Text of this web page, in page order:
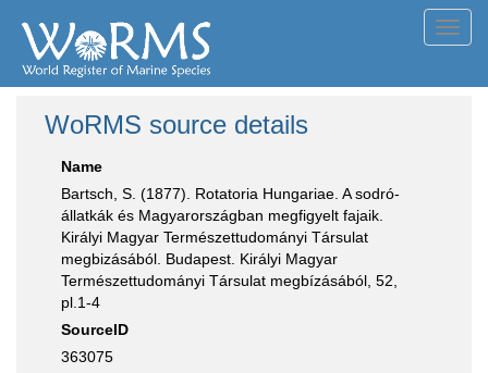
WoRMS source details
Name
Bartsch, S. (1877). Rotatoria Hungariae. A sodró-
állatkák és Magyarországban megfigyelt fajaik.
Királyi Magyar Természettudományi Társulat
megbizásából. Budapest. Királyi Magyar
Természettudományi Társulat megbízásából, 52,
pl.1-4
SourceID
363075